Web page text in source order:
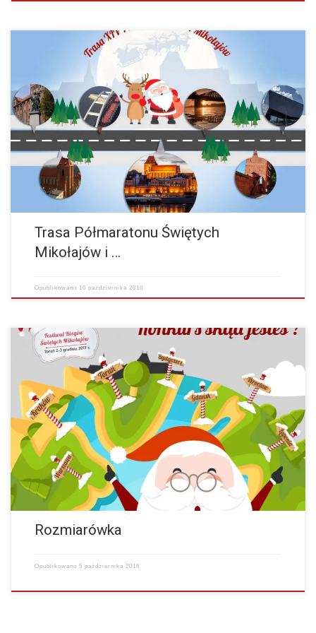
Drodzy Biegacze! W tym roku trasa Półmaratonu Świętych Mikołajów i
10 km przebiegać będzie drogami i ścieżkami pieszo-rowerowymi po
Toruniu. Start tradycyjnie odbędzie się pod…
więcej
Trasa Półmaratonu Świętych
Mikołajów i …
Opublikowano 10 października 2016
Poniżej zamieszczamy rozmiarówkę dotyczącą koszulek, jakie
otrzymają Państwo w tym roku. Kobiety S M L XL XXL Długość 64,2 66
67,8 69,6 71,4 Szerokość 45…
więcej
Rozmiarówka
Opublikowano5 października 2016